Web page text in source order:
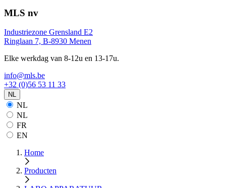
MLS nv
Industriezone Grensland E2
Ringlaan 7, B-8930 Menen
Elke werkdag van 8-12u en 13-17u.
info@mls.be
+32 (0)56 53 11 33
NL
NL
NL
FR
EN
Home
Producten